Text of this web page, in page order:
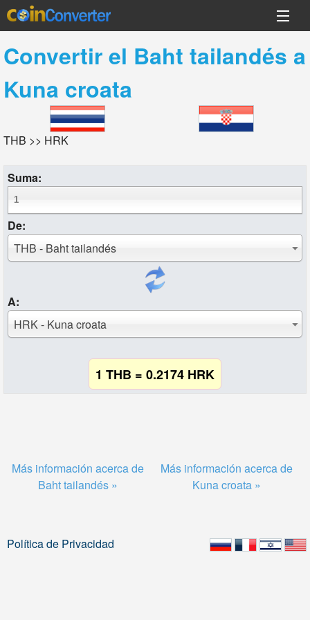
Convertir el Baht tailandés a
Kuna croata
THB >> HRK
Suma:
De:
THB - Baht tailandés
A:
HRK - Kuna croata
1 THB = 0.2174 HRK
Más información acerca de
Baht tailandés »
Más información acerca de
Kuna croata »
Política de Privacidad